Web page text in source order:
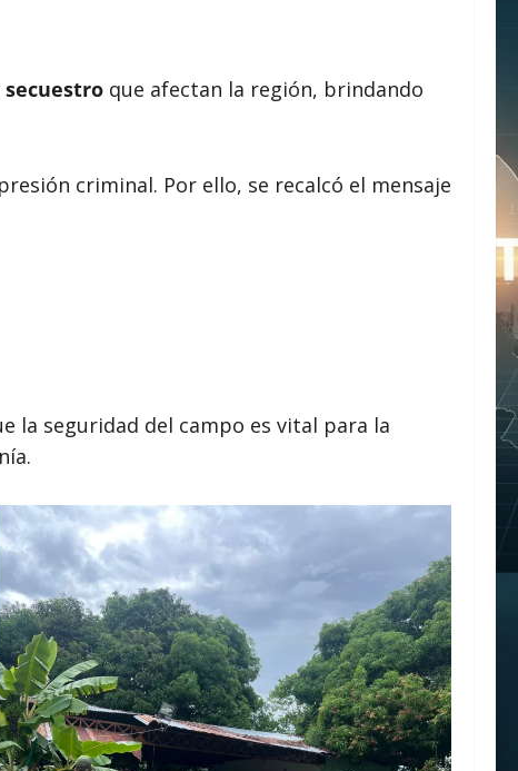
que afectan la región, brindando
criminal. Por ello, se recalcó el mensaje
la seguridad del campo es vital para la